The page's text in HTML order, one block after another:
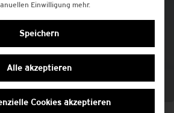
Einwilligung mehr.
Speichern
Alle akzeptieren
Cookies akzeptieren